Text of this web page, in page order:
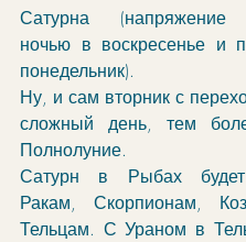
Сатурна (напряжение
ночью в воскресенье и
понедельник).
Ну, и сам вторник с
сложный день, тем
Полнолуние.
Сатурн в Рыбах
Ракам, Скорпионам,
Тельцам. С Ураном в